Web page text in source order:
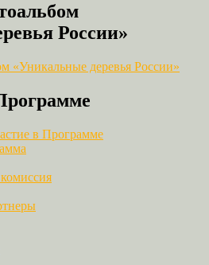
России»
в Программе